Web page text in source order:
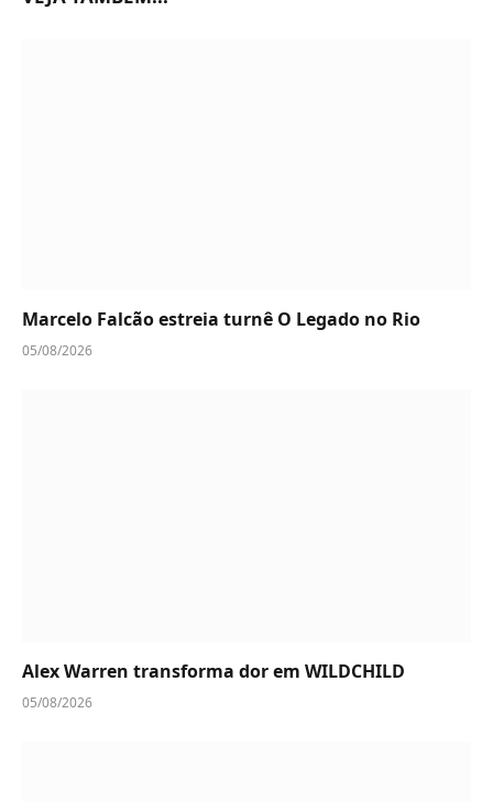
Marcelo Falcão estreia turnê O Legado no Rio
05/08/2026
Alex Warren transforma dor em WILDCHILD
05/08/2026